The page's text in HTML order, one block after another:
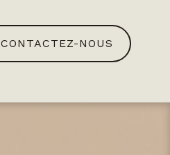
CONTACTEZ-NOUS